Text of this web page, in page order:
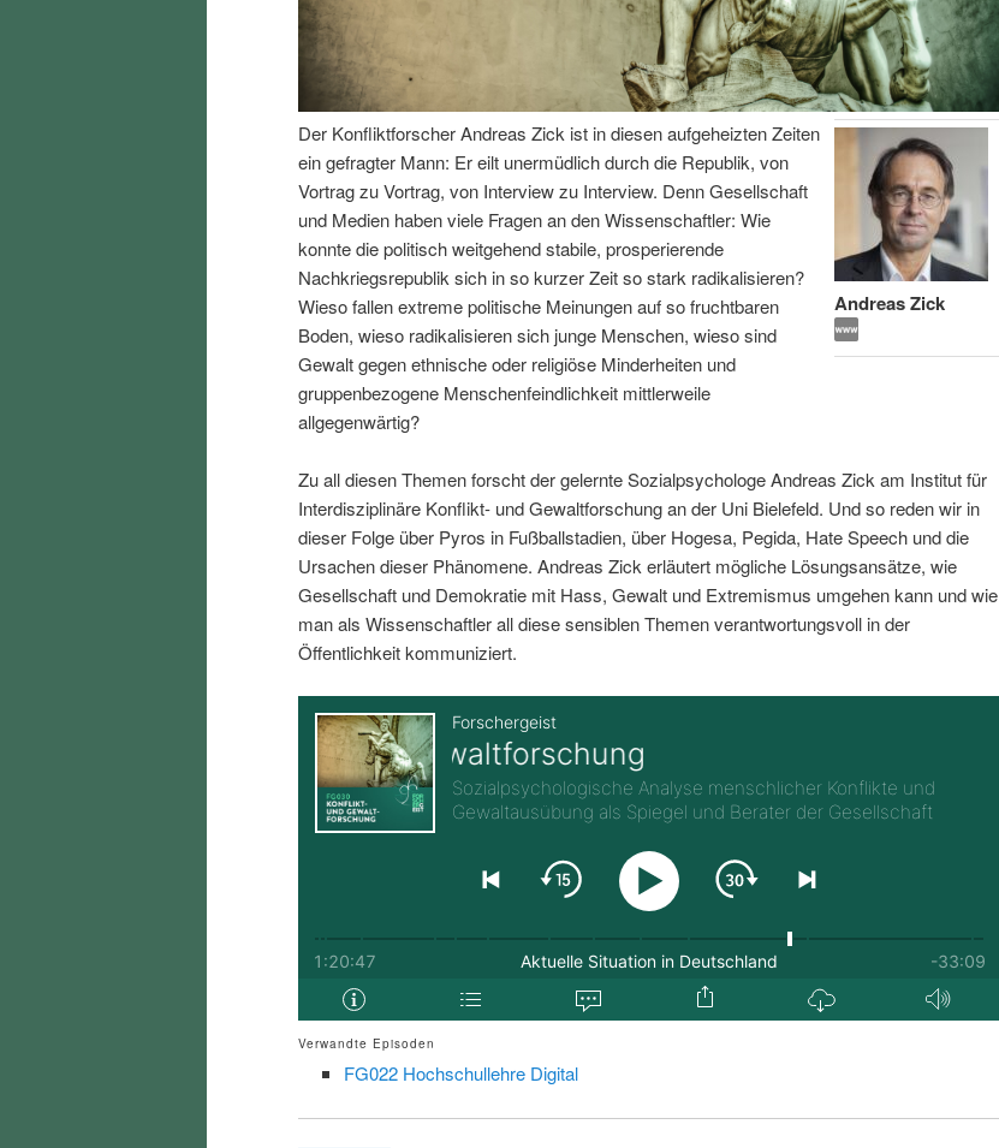
I
n
a
t
s
r
i
n
e
n
e
n
n
a
l
s
p
r
n
g
Andreas Zick
Der Konfliktforscher Andreas Zick ist in diesen aufgeheizten Zeiten
ein gefragter Mann: Er eilt unermüdlich durch die Republik, von
Vortrag zu Vortrag, von Interview zu Interview. Denn Gesellschaft
und Medien haben viele Fragen an den Wissenschaftler: Wie
konnte die politisch weitgehend stabile, prosperierende
Nachkriegsrepublik sich in so kurzer Zeit so stark radikalisieren?
Wieso fallen extreme politische Meinungen auf so fruchtbaren
Boden, wieso radikalisieren sich junge Menschen, wieso sind
Gewalt gegen ethnische oder religiöse Minderheiten und
gruppenbezogene Menschenfeindlichkeit mittlerweile
allgegenwärtig?
Zu all diesen Themen forscht der gelernte Sozialpsychologe Andreas Zick am Institut für
Interdisziplinäre Konflikt- und Gewaltforschung an der Uni Bielefeld. Und so reden wir in
dieser Folge über Pyros in Fußballstadien, über Hogesa, Pegida, Hate Speech und die
Ursachen dieser Phänomene. Andreas Zick erläutert mögliche Lösungsansätze, wie
Gesellschaft und Demokratie mit Hass, Gewalt und Extremismus umgehen kann und wie
man als Wissenschaftler all diese sensiblen Themen verantwortungsvoll in der
Öffentlichkeit kommuniziert.
Verwandte Episoden
FG022 Hochschullehre Digital